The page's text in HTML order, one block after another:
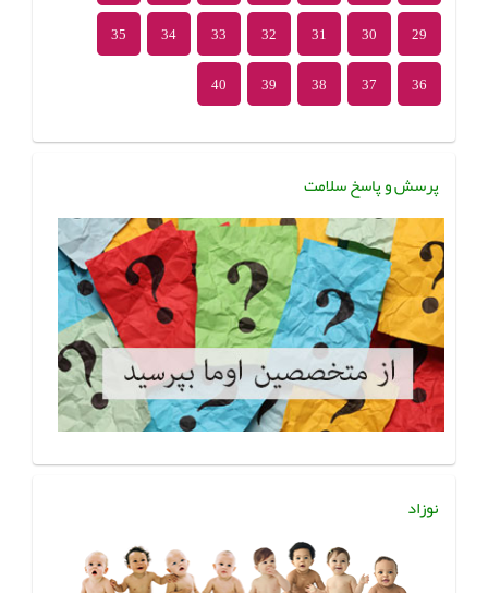
29
30
31
32
33
34
35
36
37
38
39
40
پرسش و پاسخ سلامت
نوزاد